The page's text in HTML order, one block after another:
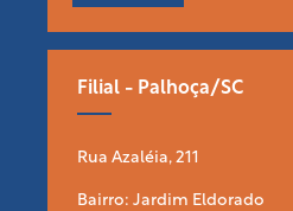
Filial - Palhoça/SC
Rua Azaléia, 211
Bairro: Jardim Eldorado